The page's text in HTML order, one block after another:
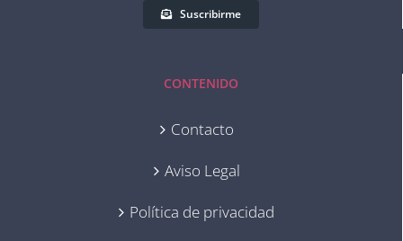
Suscribirme
CONTENIDO
Contacto
Aviso Legal
Política de privacidad